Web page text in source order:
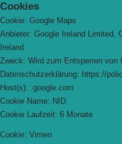
Cookies
Cookie: Google Maps
Anbieter: Google Ireland Limited,
Ireland
Zweck: Wird zum Entsperren von
Datenschutzerklärung: https://
Host(s): .google.com
Cookie Name: NID
Cookie Laufzeit: 6 Monate
Cookie: Vimeo